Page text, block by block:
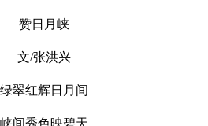
赞日月峡
文/张洪兴
绿翠红辉日月间
峡间秀色映碧天